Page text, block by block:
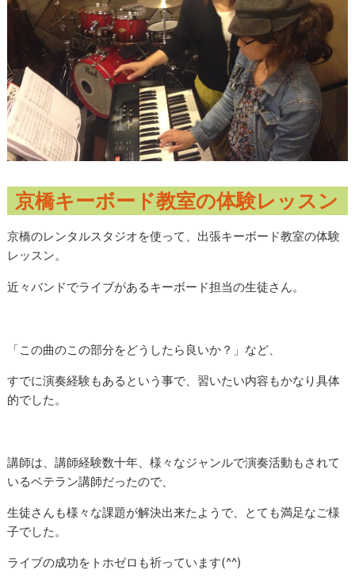
京橋キーボード教室の体験レッスン
京橋のレンタルスタジオを使って、出張キーボード教室の体験
レッスン。
近々バンドでライブがあるキーボード担当の生徒さん。
「この曲のこの部分をどうしたら良いか？」など、
すでに演奏経験もあるという事で、習いたい内容もかなり具体
的でした。
講師は、講師経験数十年、様々なジャンルで演奏活動もされて
いるベテラン講師だったので、
生徒さんも様々な課題が解決出来たようで、とても満足なご様
子でした。
ライブの成功をトホゼロも祈っています(^^)